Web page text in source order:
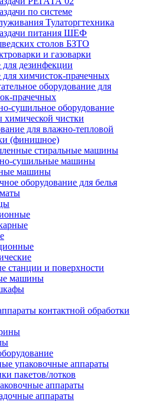
по системе
Тулаторгтехника
питания ШЕФ
столов БЗТО
и газоварки
дезинфекции
химчисток-прачечных
оборудование для
прачечных
сушильное оборудование
чистки
для влажно-тепловой
(финишное)
стиральные машины
сушильные машины
машины
оборудование для белья
станции и поверхности
машины
контактной обработки
упаковочные аппараты
пакетов/лотков
аппараты
аппараты